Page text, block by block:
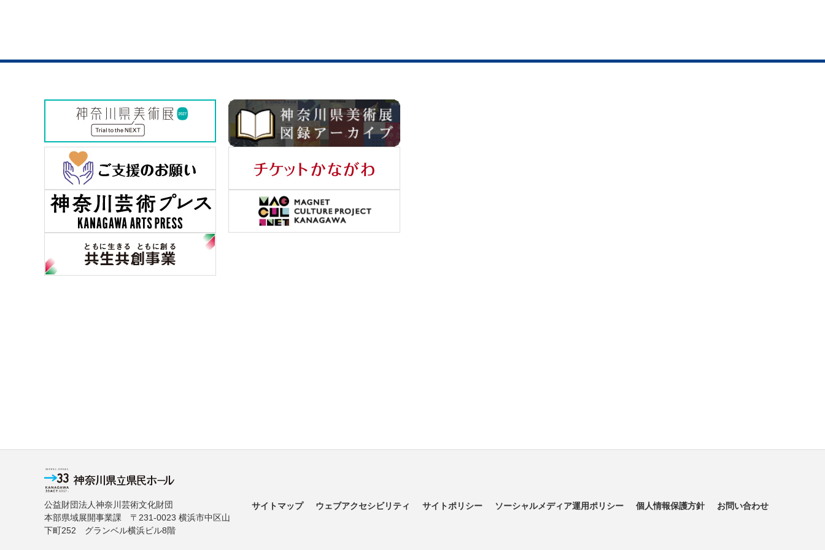
公益財団法人神奈川芸術文化財団
本部県域展開事業課 〒231-0023 横浜市中区山
下町252 グランベル横浜ビル8階
サイトマップ ウェブアクセシビリティ サイトポリシー ソーシャルメディア運用ポリシー 個人情報保護方針 お問い合わせ